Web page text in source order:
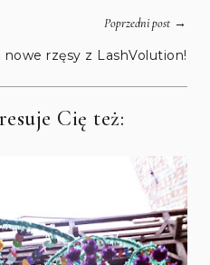
Poprzedni post→
nowe rzęsy z LashVolution!
Cię też: